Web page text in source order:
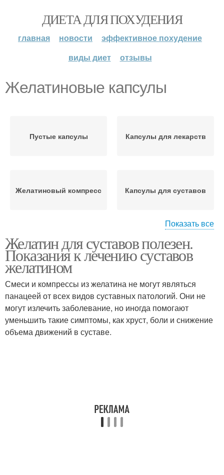
ДИЕТА ДЛЯ ПОХУДЕНИЯ
главная новости
эффективное похудение
виды диет
отзывы
Желатиновые капсулы
Пустые капсулы Капсулы для лекарств
Желатиновый компресс Капсулы для суставов
Желатиновые маски Желатины в капсулах
Желатиновая маска
Показать все
Желатин для суставов полезен.
Показания к лечению суставов
желатином
Смеси и компрессы из желатина не могут являться
панацеей от всех видов суставных патологий. Они не
могут излечить заболевание, но иногда помогают
уменьшить такие симптомы, как хруст, боли и снижение
объема движений в суставе.